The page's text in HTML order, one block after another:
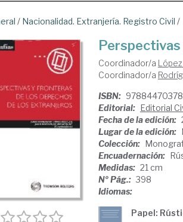
/ Nacionalidad. Extranjería. Registro Civil /
Coordinador/a
Coordinador/a
ISBN:
Editorial: Editorial
Fecha de la edición:
Lugar de la edición:
Colección:
Encuadernación:
Medidas: 21 cm
Nº Pág.: 398
Idiomas:
Papel: